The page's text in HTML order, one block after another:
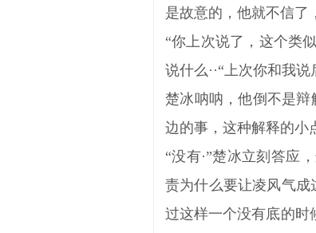
是故意的，他就不信了
“你上次说了，这个类
说什么··“上次你和我
楚冰呐呐，他倒不是辩
边的事，这种解释的小
“没有·”楚冰立刻答应
责为什么要让凌风气成
过这样一个没有底的时